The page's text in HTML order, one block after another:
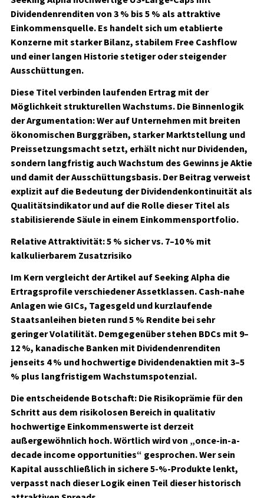
Dividendenrenditen von 3 % bis 5 % als attraktive
Einkommensquelle. Es handelt sich um etablierte
Konzerne mit starker Bilanz, stabilem Free Cashflow
und einer langen Historie stetiger oder steigender
Ausschüttungen.
Diese Titel verbinden laufenden Ertrag mit der
Möglichkeit strukturellen Wachstums. Die Binnenlogik
der Argumentation: Wer auf Unternehmen mit breiten
ökonomischen Burggräben, starker Marktstellung und
Preissetzungsmacht setzt, erhält nicht nur Dividenden,
sondern langfristig auch Wachstum des Gewinns je Aktie
und damit der Ausschüttungsbasis. Der Beitrag verweist
explizit auf die Bedeutung der Dividendenkontinuität als
Qualitätsindikator und auf die Rolle dieser Titel als
stabilisierende Säule in einem Einkommensportfolio.
Relative Attraktivität: 5 % sicher vs. 7–10 % mit
kalkulierbarem Zusatzrisiko
Im Kern vergleicht der Artikel auf Seeking Alpha die
Ertragsprofile verschiedener Assetklassen. Cash-nahe
Anlagen wie GICs, Tagesgeld und kurzlaufende
Staatsanleihen bieten rund 5 % Rendite bei sehr
geringer Volatilität. Demgegenüber stehen BDCs mit 9–
12 %, kanadische Banken mit Dividendenrenditen
jenseits 4 % und hochwertige Dividendenaktien mit 3–5
% plus langfristigem Wachstumspotenzial.
Die entscheidende Botschaft: Die Risikoprämie für den
Schritt aus dem risikolosen Bereich in qualitativ
hochwertige Einkommenswerte ist derzeit
außergewöhnlich hoch. Wörtlich wird von „once-in-a-
decade income opportunities“ gesprochen. Wer sein
Kapital ausschließlich in sichere 5-%-Produkte lenkt,
verpasst nach dieser Logik einen Teil dieser historisch